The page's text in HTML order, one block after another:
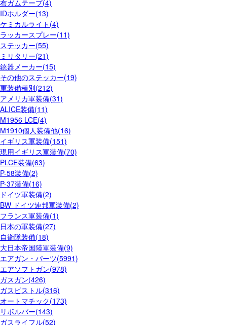
布ガムテープ(4)
IDホルダー(13)
ケミカルライト(4)
ラッカースプレー(11)
ステッカー(55)
ミリタリー(21)
銃器メーカー(15)
その他のステッカー(19)
軍装備種別(212)
アメリカ軍装備(31)
ALICE装備(11)
M1956 LCE(4)
M1910個人装備他(16)
イギリス軍装備(151)
現用イギリス軍装備(70)
PLCE装備(63)
P-58装備(2)
P-37装備(16)
ドイツ軍装備(2)
BW ドイツ連邦軍装備(2)
フランス軍装備(1)
日本の軍装備(27)
自衛隊装備(18)
大日本帝国陸軍装備(9)
エアガン・パーツ(5991)
エアソフトガン(978)
ガスガン(426)
ガスピストル(316)
オートマチック(173)
リボルバー(143)
ガスライフル(52)